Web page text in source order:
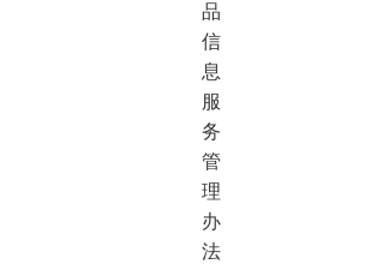
品
信
息
服
务
管
理
办
法